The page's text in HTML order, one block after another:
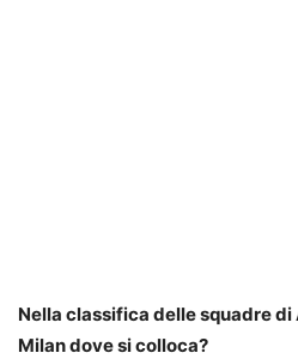
Nella classifica delle squadre
Milan dove si colloca?